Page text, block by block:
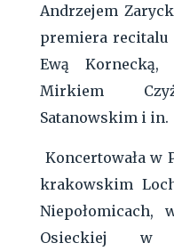
Andrzejem
premiera recitalu
Ewą Kornecką,
Mirkiem
Satanowskim i in.
Koncertowała w
krakowskim
Niepołomicach,
Osieckiej w